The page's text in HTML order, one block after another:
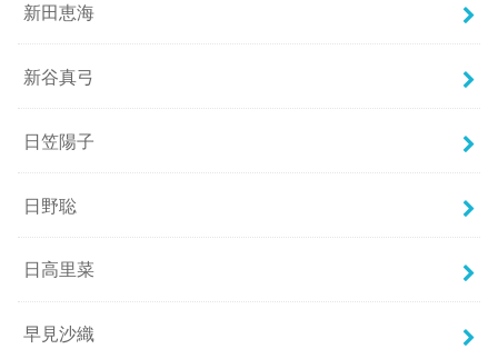
新田恵海
新谷真弓
日笠陽子
日野聡
日高里菜
早見沙織